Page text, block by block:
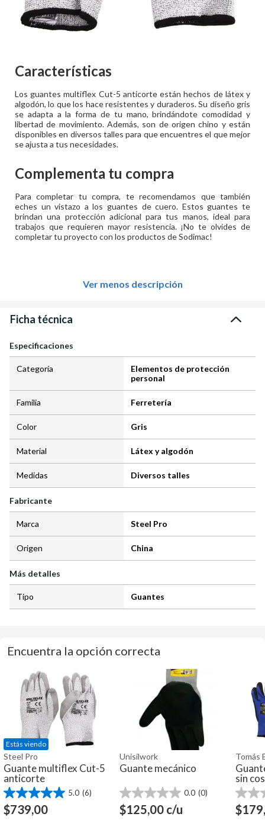
Características
Los guantes multiflex Cut-5 anticorte están hechos de látex y
algodón, lo que los hace resistentes y duraderos. Su diseño gris
se adapta a la forma de tu mano, brindándote comodidad y
libertad de movimiento. Además, son de origen chino y están
disponibles en diversos talles para que encuentres el que mejor
se ajusta a tus necesidades.
Complementa tu compra
Para completar tu compra, te recomendamos que también
eches un vistazo a los guantes de cuero. Estos guantes te
brindan una protección adicional para tus manos, ideal para
trabajos que requieren mayor resistencia. ¡No te olvides de
completar tu proyecto con los productos de Sodimac!
Ver menos descripción
Ficha técnica
Especificaciones
Categoría
Elementos de protección
personal
Familia Ferretería
Color Gris
Material Látex y algodón
Medidas Diversos talles
Fabricante
Marca Steel Pro
Origen China
Más detalles
Tipo Guantes
Encuentra la opción correcta
Estás viendo
Steel Pro
Guante multiflex Cut-5
anticorte
5.0 (6)
5.0
de
5
$739,00
Unisilwork
Guante mecánico
0.0 (0)
0.0
de
5
$125,00 c/u
Tomás
sin
0.0
de
5
$